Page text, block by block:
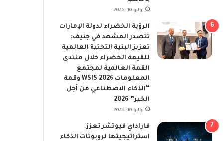
يوليو 10, 2026
الرؤية الخضراء لدولة الإمارات
تتصدر المشهد في جنيف:
تعزيز البنية التحتية العالمية
للقيمة الخضراء خلال منتدى
القمة العالمية لمجتمع
المعلومات WSIS 2026 وقمة
“الذكاء الاصطناعي من أجل
الخير” 2026
يوليو 10, 2026
فاراداي فيوتشر تعزز
استراتيجيتها لروبوتات الذكاء